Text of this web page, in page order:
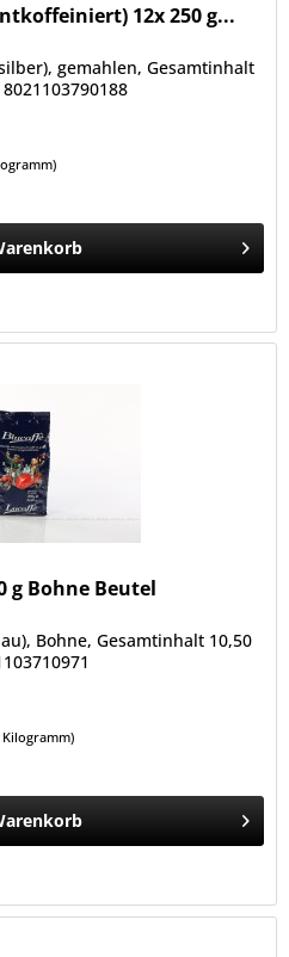
12x 250 g...
gemahlen, Gesamtinhalt
g Bohne Beutel
Bohne, Gesamtinhalt 10,50
Kilogramm)